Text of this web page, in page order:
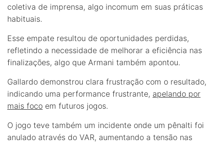
coletiva de imprensa, algo incomum em suas práticas
habituais.
Esse empate resultou de oportunidades perdidas,
refletindo a necessidade de melhorar a eficiência nas
finalizações, algo que Armani também apontou.
Gallardo demonstrou clara frustração com o resultado,
indicando uma performance frustrante, apelando por
mais foco em futuros jogos.
O jogo teve também um incidente onde um pênalti foi
anulado através do VAR, aumentando a tensão nas